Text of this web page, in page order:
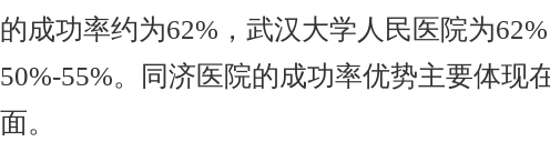
的成功率约为62%，武汉大学人民医院为
50%-55%。同济医院的成功率优势主要体现
面。